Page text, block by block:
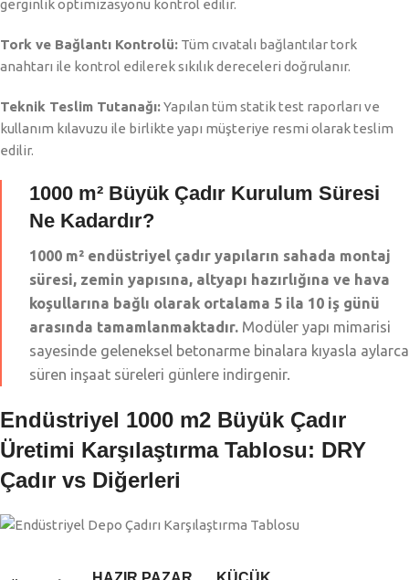
gerginlik optimizasyonu kontrol edilir.
Tork ve Bağlantı Kontrolü: Tüm cıvatalı bağlantılar tork
anahtarı ile kontrol edilerek sıkılık dereceleri doğrulanır.
Teknik Teslim Tutanağı:Yapılan tüm statik test raporları ve
kullanım kılavuzu ile birlikte yapı müşteriye resmi olarak teslim
edilir.
1000 m² Büyük Çadır Kurulum Süresi
Ne Kadardır?
1000 m² endüstriyel çadır yapıların sahada montaj
süresi, zemin yapısına, altyapı hazırlığına ve hava
koşullarına bağlı olarak ortalama 5 ila 10 iş günü
arasında tamamlanmaktadır. Modüler yapı mimarisi
sayesinde geleneksel betonarme binalara kıyasla aylarca
süren inşaat süreleri günlere indirgenir.
Endüstriyel 1000 m2 Büyük Çadır
Üretimi Karşılaştırma Tablosu: DRY
Çadır vs Diğerleri